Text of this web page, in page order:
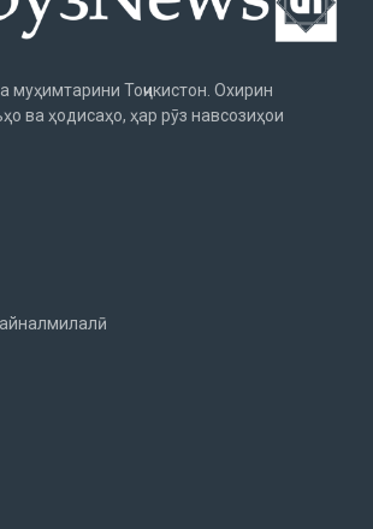
муҳимтарини Тоҷикистон. Охирин
ва ҳодисаҳо, ҳар рӯз навсозиҳои